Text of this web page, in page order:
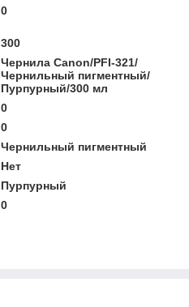
0
300
Чернила Canon/PFI-321/
Чернильный пигментный/
Пурпурный/300 мл
0
0
Чернильный пигментный
Нет
Пурпурный
0